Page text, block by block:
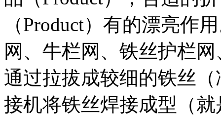
（Product）有的漂亮作
网、牛栏网、铁丝护栏
通过拉拔成较细的铁丝
接机将铁丝焊接成型（